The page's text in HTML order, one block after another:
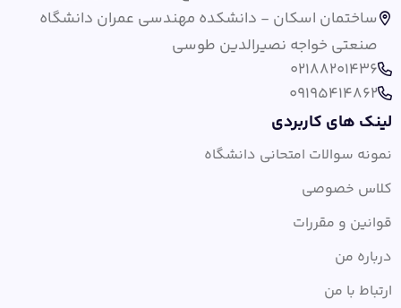
ساختمان اسکان - دانشکده مهندسی عمران دانشگاه
صنعتی خواجه نصیرالدین طوسی
02188201436
09195414862
لینک های کاربردی
نمونه سوالات امتحانی دانشگاه
کلاس خصوصی
قوانین و مقررات
درباره من
ارتباط با من